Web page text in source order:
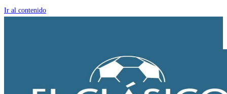
Ir al contenido